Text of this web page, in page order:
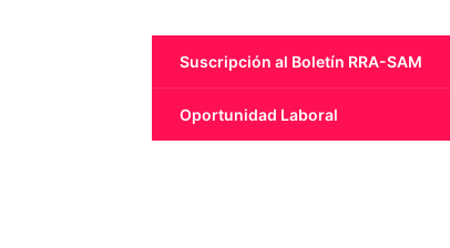
Suscripción al Boletín RRA-SAM
Oportunidad Laboral